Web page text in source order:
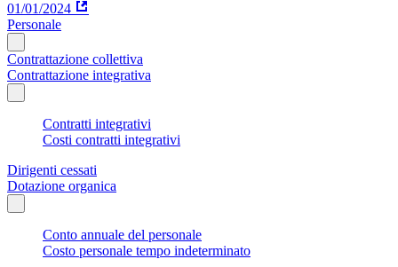
01/01/2024
Personale
Contrattazione collettiva
Contrattazione integrativa
Contratti integrativi
Costi contratti integrativi
Dirigenti cessati
Dotazione organica
Conto annuale del personale
Costo personale tempo indeterminato